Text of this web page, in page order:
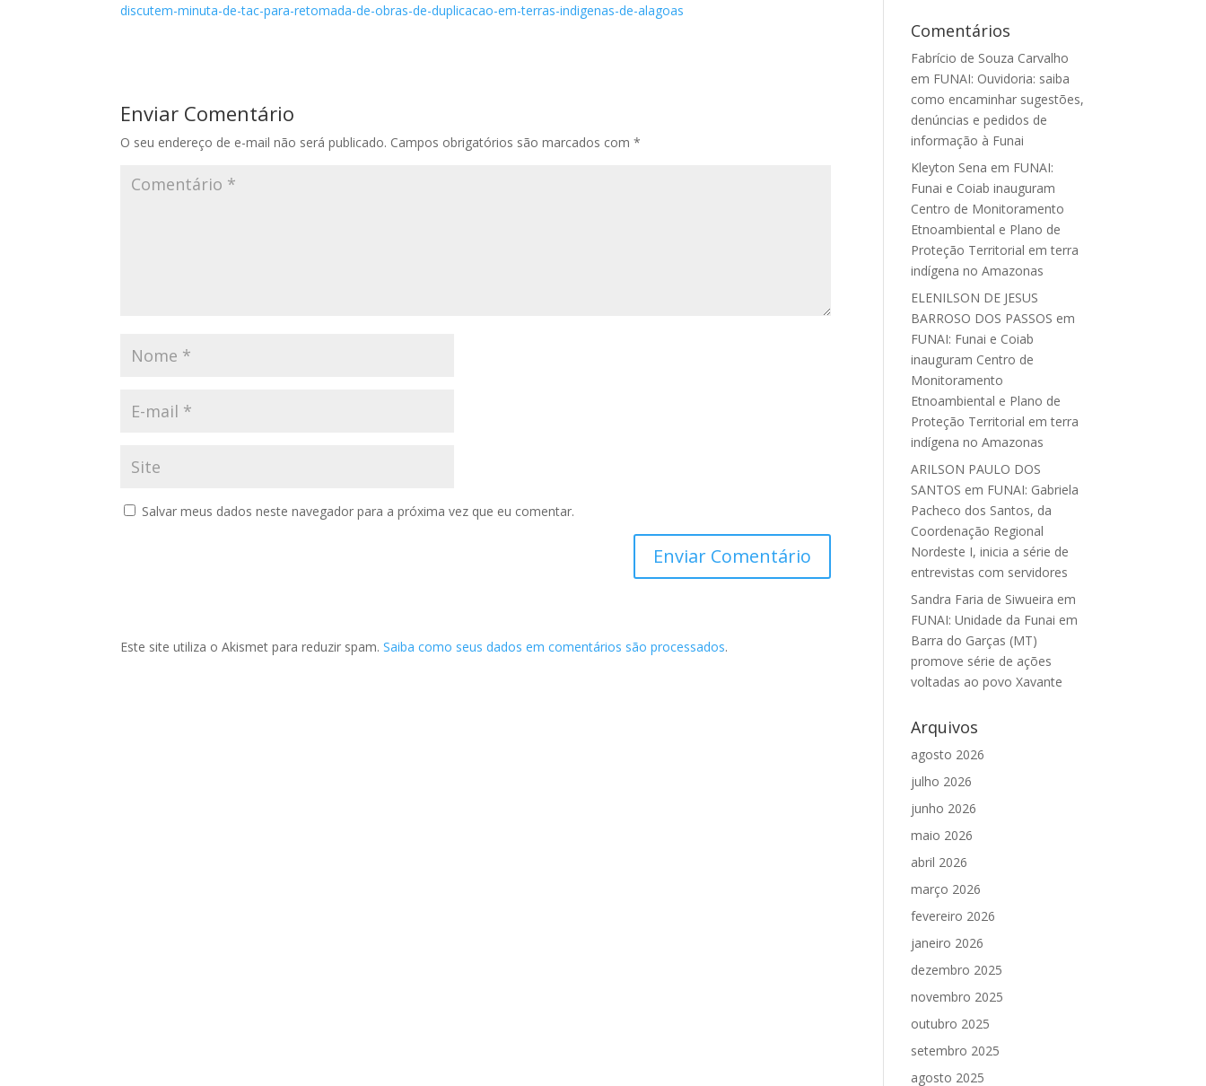
discutem-minuta-de-tac-para-retomada-de-obras-de-duplicacao-em-terras-indigenas-de-alagoas
Enviar Comentário
O seu endereço de e-mail não será publicado. Campos obrigatórios são marcados com*
Salvar meus dados neste navegador para a próxima vez que eu comentar.
Este site utiliza o Akismet para reduzir spam.Saiba como seus dados em comentários são processados.
Comentários
Fabrício de Souza Carvalho
em FUNAI: Ouvidoria: saiba
como encaminhar sugestões,
denúncias e pedidos de
informação à Funai
Kleyton Sena em FUNAI:
Funai e Coiab inauguram
Centro de Monitoramento
Etnoambiental e Plano de
Proteção Territorial em terra
indígena no Amazonas
ELENILSON DE JESUS
BARROSO DOS PASSOS em
FUNAI: Funai e Coiab
inauguram Centro de
Monitoramento
Etnoambiental e Plano de
Proteção Territorial em terra
indígena no Amazonas
ARILSON PAULO DOS
SANTOS em FUNAI: Gabriela
Pacheco dos Santos, da
Coordenação Regional
Nordeste I, inicia a série de
entrevistas com servidores
Sandra Faria de Siwueira em
FUNAI: Unidade da Funai em
Barra do Garças (MT)
promove série de ações
voltadas ao povo Xavante
Arquivos
agosto 2026
julho 2026
junho 2026
maio 2026
abril 2026
março 2026
fevereiro 2026
janeiro 2026
dezembro 2025
novembro 2025
outubro 2025
setembro 2025
agosto 2025